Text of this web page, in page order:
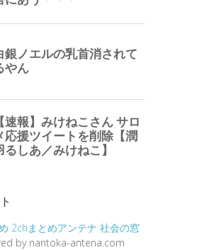
2chまとめアンテナ 社会の窓
by nantoka-antena.com